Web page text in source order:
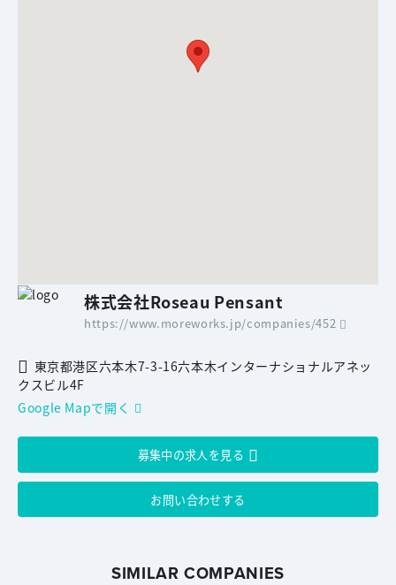
株式会社Roseau Pensant
https://www.moreworks.jp/companies/452
東京都港区六本木7-3-16六本木インターナショナルアネッ
クスビル4F
Google Mapで開く
募集中の求人を見る
お問い合わせする
SIMILAR COMPANIES